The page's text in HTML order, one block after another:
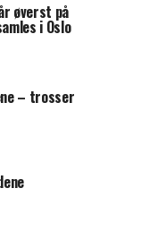
øverst på
i Oslo
– trosser